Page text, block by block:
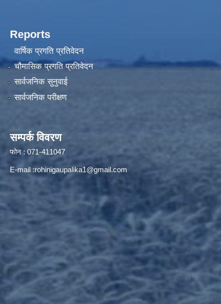
Reports
वार्षिक प्रगति प्रतिवेदन
चौमासिक प्रगति प्रतिवेदन
सार्वजनिक सुनुवाई
सार्वजनिक परीक्षण
सम्पर्क विवरण
फोन : 071-411047
E-mail :rohinigaupalika1@gmail.com